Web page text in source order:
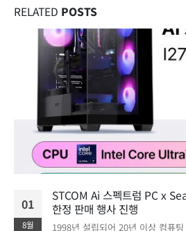
RELATED POSTS
01
8월
STCOM Ai 스펙트럼 PC x
한정 판매 행사 진행
1998년 설립되어 20년 이상 컴퓨